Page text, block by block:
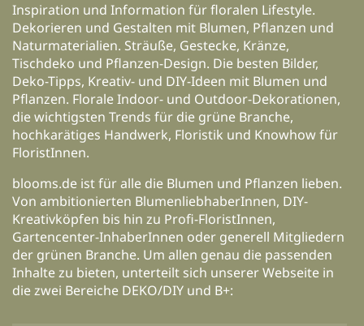
Inspiration und Information für floralen Lifestyle.
Dekorieren und Gestalten mit Blumen, Pflanzen und
Naturmaterialien. Sträuße, Gestecke, Kränze,
Tischdeko und Pflanzen-Design. Die besten Bilder,
Deko-Tipps, Kreativ- und DIY-Ideen mit Blumen und
Pflanzen. Florale Indoor- und Outdoor-Dekorationen,
die wichtigsten Trends für die grüne Branche,
hochkarätiges Handwerk, Floristik und Knowhow für
FloristInnen.
blooms.de ist für alle die Blumen und Pflanzen lieben.
Von ambitionierten BlumenliebhaberInnen, DIY-
Kreativköpfen bis hin zu Profi-FloristInnen,
Gartencenter-InhaberInnen oder generell Mitgliedern
der grünen Branche. Um allen genau die passenden
Inhalte zu bieten, unterteilt sich unserer Webseite in
die zwei Bereiche DEKO/DIY und B+: